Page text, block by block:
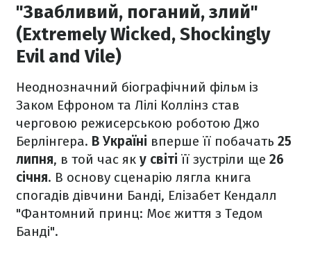
"Звабливий, поганий, злий"
(Extremely Wicked, Shockingly
Evil and Vile)
Неоднозначний біографічний фільм із
Заком Ефроном та Лілі Коллінз став
черговою режисерською роботою Джо
Берлінгера. В Україні вперше її побачать 25
липня, в той час як у світі її зустріли ще 26
січня. В основу сценарію лягла книга
спогадів дівчини Банді, Елізабет Кендалл
"Фантомний принц: Моє життя з Тедом
Банді".